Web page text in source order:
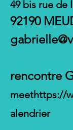
49 bis rue de
92190
rencontre
meethttps://
alendrier